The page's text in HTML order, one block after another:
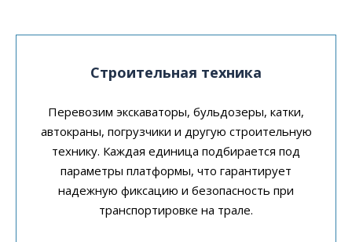
Строительная техника
Перевозим экскаваторы, бульдозеры, катки,
автокраны, погрузчики и другую строительную
технику. Каждая единица подбирается под
параметры платформы, что гарантирует
надежную фиксацию и безопасность при
транспортировке на трале.